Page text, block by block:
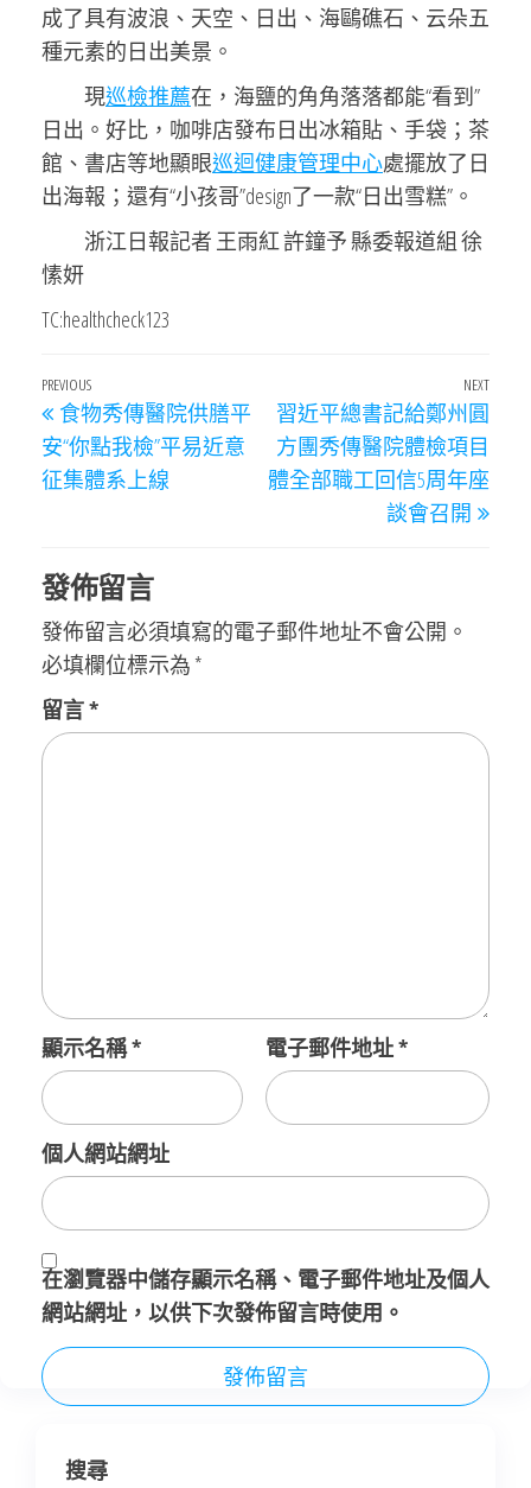
成了具有波浪、天空、日出、海鷗礁石、云朵五
種元素的日出美景。
現巡檢推薦在，海鹽的角角落落都能“看到”
日出。好比，咖啡店發布日出冰箱貼、手袋；茶
館、書店等地顯眼巡迴健康管理中心處擺放了日
出海報；還有“小孩哥”design了一款“日出雪糕”。
浙江日報記者 王雨紅 許鐘予 縣委報道組 徐
愫妍
TC:healthcheck123
文
章
導
Previous
Post
PREVIOUS
食物秀傳醫院供膳平
安“你點我檢”平易近意
征集體系上線
Next
NEXT
習近平總書記給鄭州圓
方團秀傳醫院體檢項目
體全部職工回信5周年座
談會召開
發佈留言
發佈留言必須填寫的電子郵件地址不會公開。
必填欄位標示為 *
留言*
顯示名稱* 電子郵件地址*
個人網站網址
在瀏覽器中儲存顯示名稱、電子郵件地址及個人
網站網址，以供下次發佈留言時使用。
搜尋